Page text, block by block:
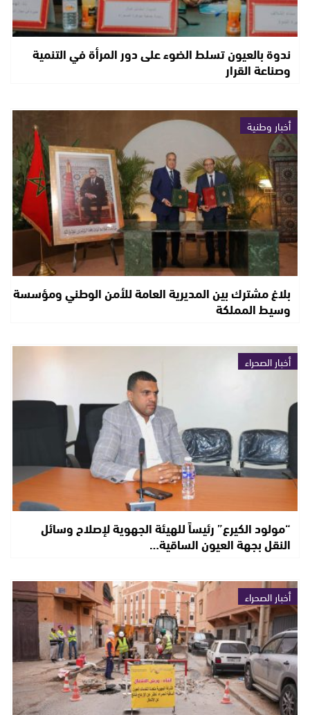
ندوة بالعيون تسلط الضوء على دور المرأة في التنمية
وصناعة القرار
أخبار وطنية
بلاغ مشترك بين المديرية العامة للأمن الوطني ومؤسسة
وسيط المملكة
أخبار الصحراء
“مولود الكيرع” رئيساً للهيئة الجهوية لإصلاح وسائل
النقل بجهة العيون الساقية…
أخبار الصحراء